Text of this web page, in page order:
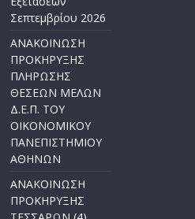
Σεπτεμβρίου 2026
ΑΝΑΚΟΙΝΩΣΗ
ΠΡΟΚΗΡΥΞΗΣ
ΠΛΗΡΩΣΗΣ
ΘΕΣΕΩΝ ΜΕΛΩΝ
Δ.Ε.Π. ΤΟΥ
ΟΙΚΟΝΟΜΙΚΟΥ
ΠΑΝΕΠΙΣΤΗΜΙΟΥ
ΑΘΗΝΩΝ
ΑΝΑΚΟΙΝΩΣΗ
ΠΡΟΚΗΡΥΞΗΣ